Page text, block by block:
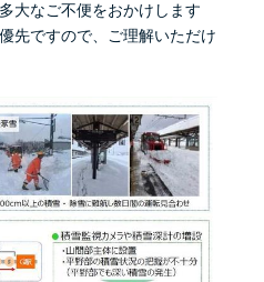
大なご不便をおかけします
先ですので、ご理解いただけ